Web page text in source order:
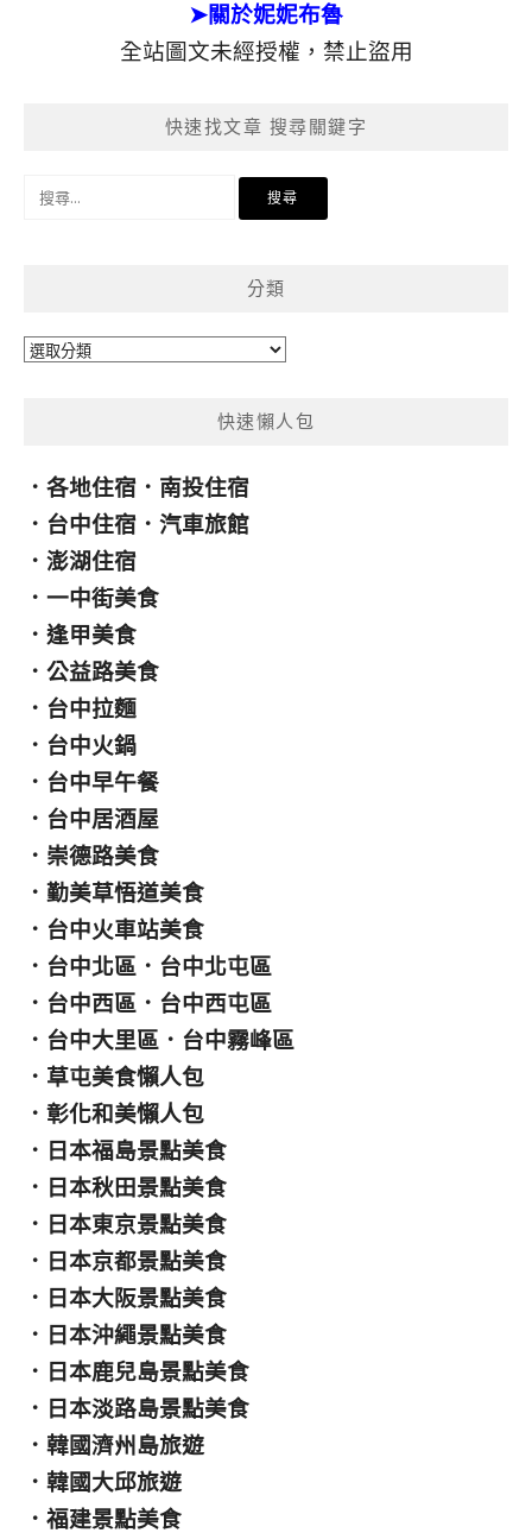
➤關於妮妮布魯
全站圖文未經授權，禁止盜用
快速找文章 搜尋關鍵字
分類
分
快速懶人包
． 各地住宿 ． 南投住宿
． 台中住宿 ． 汽車旅館
． 澎湖住宿
． 一中街美食
． 逢甲美食
． 公益路美食
． 台中拉麵
． 台中火鍋
． 台中早午餐
． 台中居酒屋
． 崇德路美食
． 勤美草悟道美食
． 台中火車站美食
． 台中北區 ． 台中北屯區
． 台中西區 ． 台中西屯區
． 台中大里區 ． 台中霧峰區
． 草屯美食懶人包
． 彰化和美懶人包
． 日本福島景點美食
． 日本秋田景點美食
． 日本東京景點美食
． 日本京都景點美食
． 日本大阪景點美食
． 日本沖繩景點美食
． 日本鹿兒島景點美食
． 日本淡路島景點美食
． 韓國濟州島旅遊
． 韓國大邱旅遊
． 福建景點美食